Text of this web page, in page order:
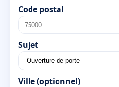
Code postal
Sujet
Ville (optionnel)